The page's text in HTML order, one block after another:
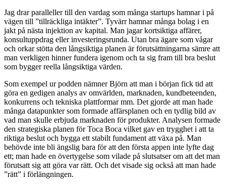
Jag drar paralleller till den vardag som många startups hamnar i på
vägen till ”tillräckliga intäkter”. Tyvärr hamnar många bolag i en
jakt på nästa injektion av kapital. Man jagar kortsiktiga affärer,
konsultuppdrag eller investeringsrunda. Utan bra ägare som vågar
och orkar stötta den långsiktiga planen är förutsättningarna sämre att
man verkligen hinner fundera igenom och ta sig fram till bra beslut
som bygger reella långsiktiga värden.
Som exempel ur podden nämner Björn att man i början fick tid att
göra en gedigen analys av omvärlden, marknaden, kundbeteenden,
konkurrens och tekniska plattformar mm. Det gjorde att man hade
många datapunkter som formade affärsplanen och en tydlig bild av
vad man skulle erbjuda marknaden för produkter. Analysen formade
den strategiska planen för Toca Boca vilket gav en trygghet i att ta
riktiga beslut och bygga ett stabilt fundament att växa på. Man
behövde inte bli ängslig bara för att den första appen inte lyfte dag
ett; man hade en övertygelse som vilade på slutsatser om att det man
förutsatt sig att göra var rätt. Och det visade sig också att man hade
”rätt” i förlängningen.